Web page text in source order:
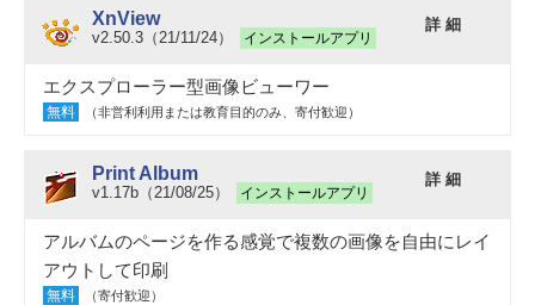
XnView
v2.50.3（21/11/24） インストールアプリ
詳 細
エクスプローラー型画像ビューワー
無料 （非営利利用または教育目的のみ、寄付歓迎）
Print Album
v1.17b（21/08/25） インストールアプリ
詳 細
アルバムのページを作る感覚で複数の画像を自由にレイ
アウトして印刷
無料 （寄付歓迎）